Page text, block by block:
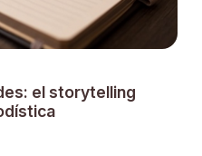
el storytelling